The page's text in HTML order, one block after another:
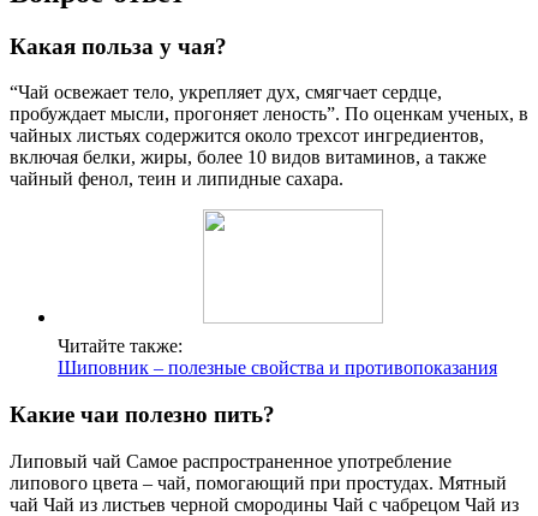
Какая польза у чая?
“Чай освежает тело, укрепляет дух, смягчает сердце,
пробуждает мысли, прогоняет леность”. По оценкам ученых, в
чайных листьях содержится около трехсот ингредиентов,
включая белки, жиры, более 10 видов витаминов, а также
чайный фенол, теин и липидные сахара.
Читайте также:
Шиповник – полезные свойства и противопоказания
Какие чаи полезно пить?
Липовый чай Самое распространенное употребление
липового цвета – чай, помогающий при простудах. Мятный
чай Чай из листьев черной смородины Чай с чабрецом Чай из